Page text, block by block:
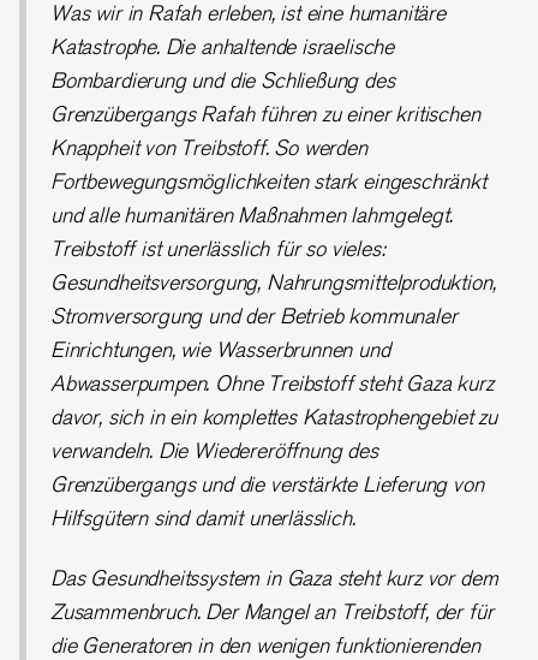
Was wir in Rafah erleben, ist eine humanitäre
Katastrophe. Die anhaltende israelische
Bombardierung und die Schließung des
Grenzübergangs Rafah führen zu einer kritischen
Knappheit von Treibstoff. So werden
Fortbewegungsmöglichkeiten stark eingeschränkt
und alle humanitären Maßnahmen lahmgelegt.
Treibstoff ist unerlässlich für so vieles:
Gesundheitsversorgung, Nahrungsmittelproduktion,
Stromversorgung und der Betrieb kommunaler
Einrichtungen, wie Wasserbrunnen und
Abwasserpumpen. Ohne Treibstoff steht Gaza kurz
davor, sich in ein komplettes Katastrophengebiet zu
verwandeln. Die Wiedereröffnung des
Grenzübergangs und die verstärkte Lieferung von
Hilfsgütern sind damit unerlässlich.
Das Gesundheitssystem in Gaza steht kurz vor dem
Zusammenbruch. Der Mangel an Treibstoff, der für
die Generatoren in den wenigen funktionierenden